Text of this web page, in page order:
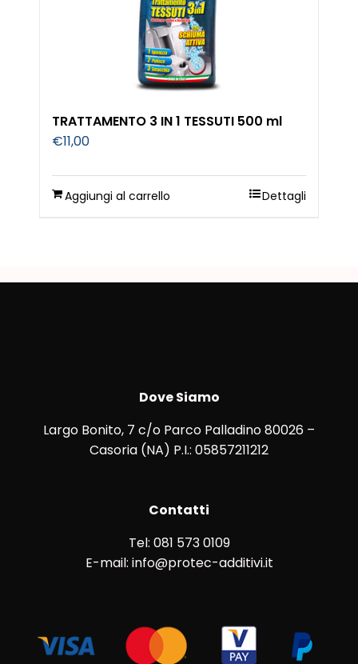
TRATTAMENTO 3 IN 1 TESSUTI 500 ml
€11,00
Aggiungi al carrello Dettagli
Dove Siamo
Largo Bonito, 7 c/o Parco Palladino 80026 –
Casoria (NA) P.I.: 05857211212
Contatti
Tel: 081 573 0109
E-mail: info@protec-additivi.it